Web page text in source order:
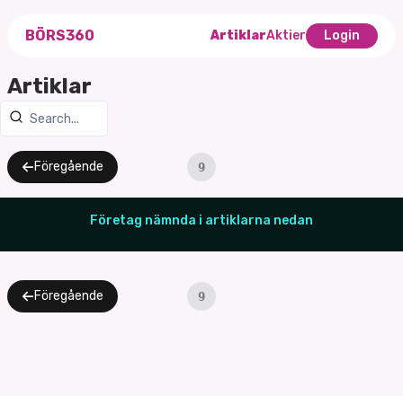
BÖRS360 ArtiklarAktier Login
Artiklar
Föregående 9
Företag nämnda i artiklarna nedan
Föregående 9